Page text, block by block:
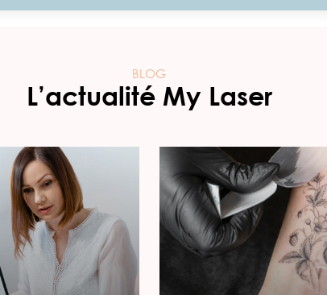
BLOG
L’actualité My Laser